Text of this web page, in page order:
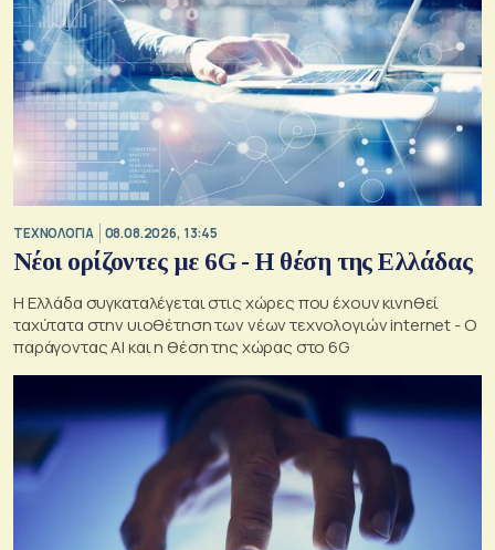
ΤΕΧΝΟΛΟΓΙΑ 08.08.2026, 13:45
Νέοι ορίζοντες με 6G - Η θέση της Ελλάδας
Η Ελλάδα συγκαταλέγεται στις χώρες που έχουν κινηθεί
ταχύτατα στην υιοθέτηση των νέων τεχνολογιών internet - Ο
παράγοντας AI και η θέση της χώρας στο 6G